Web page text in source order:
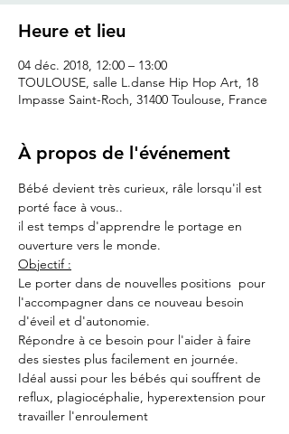
Heure et lieu
04 déc. 2018, 12:00 – 13:00
TOULOUSE, salle L.danse Hip Hop Art, 18
Impasse Saint-Roch, 31400 Toulouse, France
À propos de l'événement
Bébé devient très curieux, râle lorsqu'il est
porté face à vous..
il est temps d'apprendre le portage en
ouverture vers le monde.
Objectif :
Le porter dans de nouvelles positions  pour
l'accompagner dans ce nouveau besoin
d'éveil et d'autonomie.
Répondre à ce besoin pour l'aider à faire
des siestes plus facilement en journée.
Idéal aussi pour les bébés qui souffrent de
reflux, plagiocéphalie, hyperextension pour
travailler l'enroulement